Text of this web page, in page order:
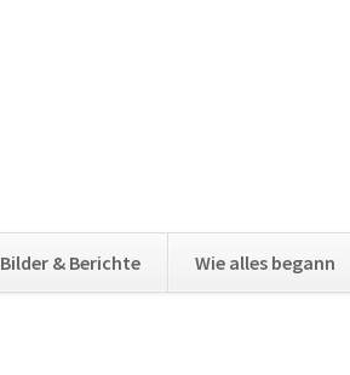
Bilder & Berichte Wie alles begann